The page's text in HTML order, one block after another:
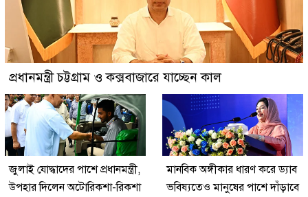
প্রধানমন্ত্রী চট্টগ্রাম ও কক্সবাজারে যাচ্ছেন কাল
জুলাই যোদ্ধাদের পাশে প্রধানমন্ত্রী,
উপহার দিলেন অটোরিকশা-রিকশা
মানবিক অঙ্গীকার ধারণ করে ড্যাব
ভবিষ্যতেও মানুষের পাশে দাঁড়াবে